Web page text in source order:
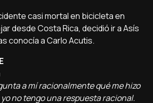
casi mortal en bicicleta en
desde Costa Rica, decidió ir a Asís
conocía a Carlo Acutis.
a mí racionalmente qué me hizo
no tengo una respuesta racional.